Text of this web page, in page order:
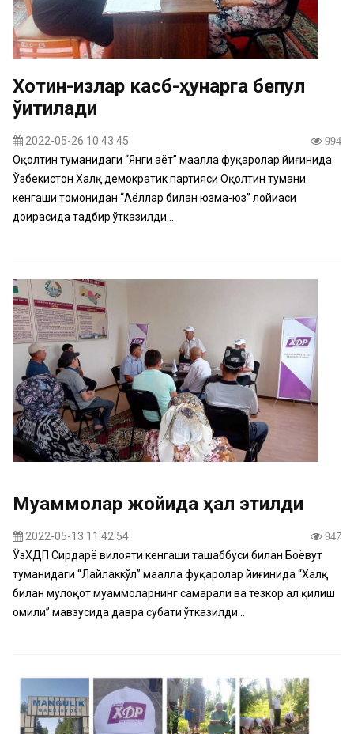
Хотин-қизлар касб-ҳунарга бепул
ўқитилади
2022-05-26 10:43:45 994
Оқолтин туманидаги “Янги ҳаёт” маҳалла фуқаролар йиғинида
Ўзбекистон Халқ демократик партияси Оқолтин тумани
кенгаши томонидан “Аёллар билан юзма-юз” лойиҳаси
доирасида тадбир ўтказилди...
Муаммолар жойида ҳал этилди
2022-05-13 11:42:54 947
ЎзХДП Сирдарё вилояти кенгаши ташаббуси билан Боёвут
туманидаги “Лайлаккўл” маҳалла фуқаролар йиғинида “Халқ
билан мулоқот муаммоларнинг самарали ва тезкор ҳал қилиш
омили” мавзусида давра суҳбати ўтказилди...